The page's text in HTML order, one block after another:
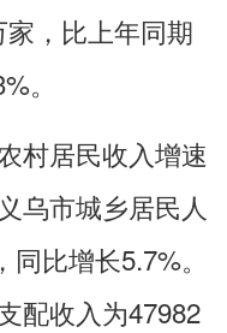
，比上年同期
。
居民收入增速
乌市城乡居民人
比增长5.7%。
配收入为47982